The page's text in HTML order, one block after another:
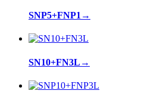
SNP5+FNP1 →
SN10+FN3L →